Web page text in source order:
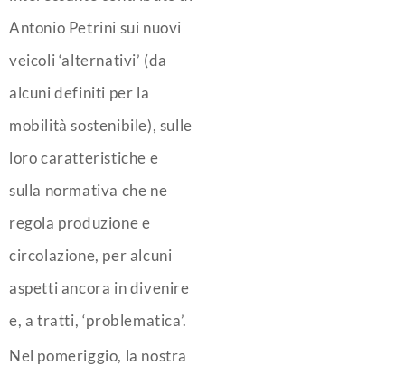
Antonio Petrini sui nuovi
veicoli ‘alternativi’ (da
alcuni definiti per la
mobilità sostenibile), sulle
loro caratteristiche e
sulla normativa che ne
regola produzione e
circolazione, per alcuni
aspetti ancora in divenire
e, a tratti, ‘problematica’.
Nel pomeriggio, la nostra